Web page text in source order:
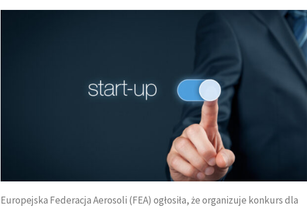
Europejska Federacja Aerosoli (FEA) ogłosiła, że organizuje konkurs dla